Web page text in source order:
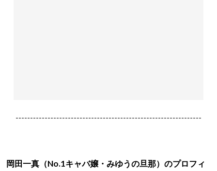
----------------------------------------------------------------
岡田一真（No.1キャバ嬢・みゆうの旦那）のプロフィ